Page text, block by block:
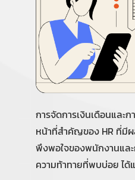
การจัดการเงินเดือนและ
หน้าที่สำคัญของ HR ที่มี
พึงพอใจของพนักงานแล
ความท้าทายที่พบบ่อย ได้